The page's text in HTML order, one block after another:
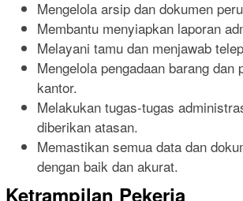
Mengelola arsip dan dokumen
Membantu menyiapkan laporan
Melayani tamu dan menjawab
Mengelola pengadaan barang dan
kantor.
Melakukan tugas-tugas
diberikan atasan.
Memastikan semua data dan
dengan baik dan akurat.
Ketrampilan Pekerja